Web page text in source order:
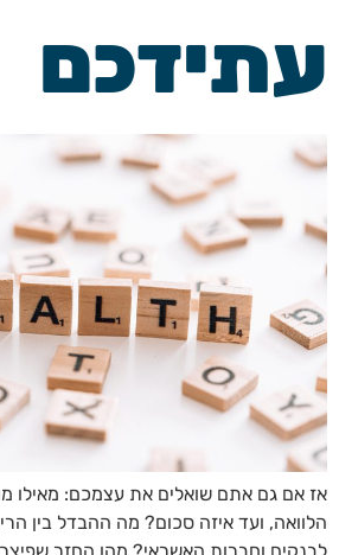
עתידכם
אז אם גם אתם שואלים את עצמכם: מאילו
הלוואה, ועד איזה סכום? מה ההבדל בין